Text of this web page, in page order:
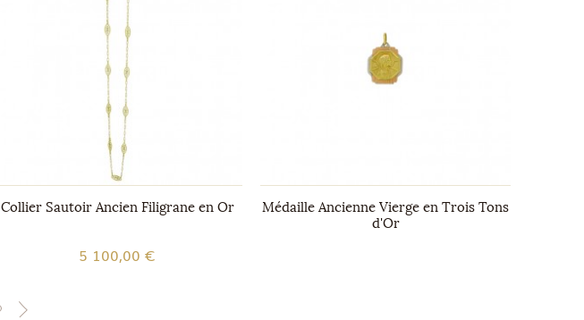
Collier Sautoir Ancien Filigrane en Or
5 100,00 €
Médaille Ancienne Vierge en Trois Tons
d'Or